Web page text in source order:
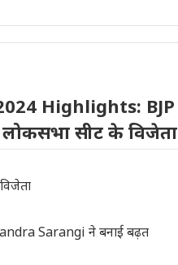
Highlights: BJP
सीट के विजेता
Sarangi ने बनाई बढ़त